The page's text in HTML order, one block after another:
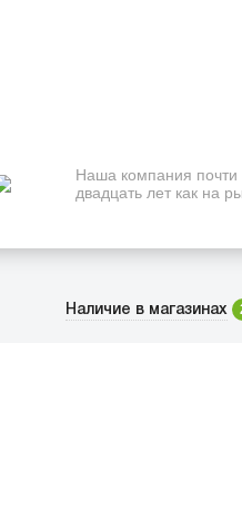
Наша компания почти
двадцать лет как на
Наличие в магазинах